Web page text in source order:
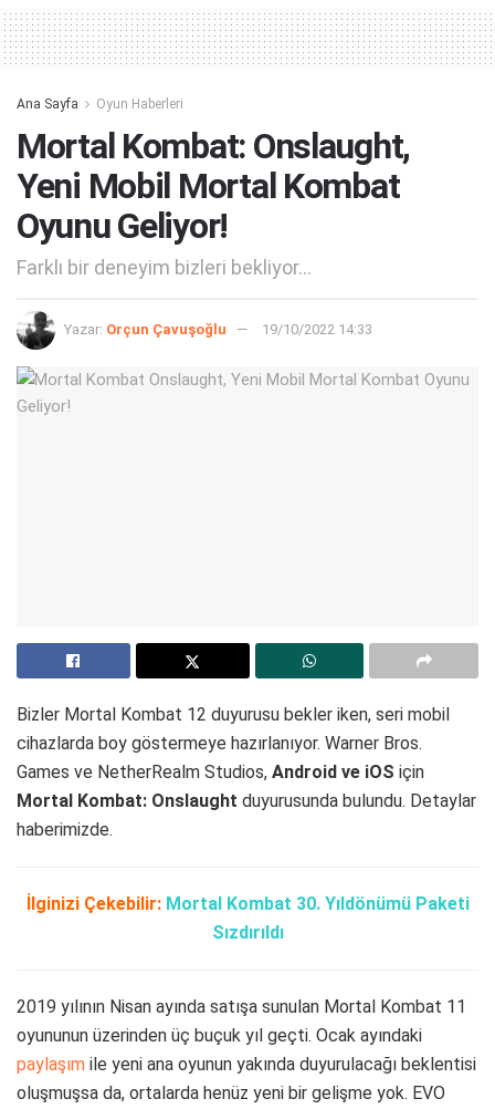
Ana Sayfa Oyun Haberleri
Mortal Kombat: Onslaught,
Yeni Mobil Mortal Kombat
Oyunu Geliyor!
Farklı bir deneyim bizleri bekliyor...
Yazar: Orçun Çavuşoğlu 19/10/2022 14:33
Bizler Mortal Kombat 12 duyurusu bekler iken, seri mobil
cihazlarda boy göstermeye hazırlanıyor. Warner Bros.
Games ve NetherRealm Studios, Android ve iOS için
Mortal Kombat: Onslaught duyurusunda bulundu. Detaylar
haberimizde.
İlginizi Çekebilir: Mortal Kombat 30. Yıldönümü Paketi
Sızdırıldı
2019 yılının Nisan ayında satışa sunulan Mortal Kombat 11
oyununun üzerinden üç buçuk yıl geçti. Ocak ayındaki
paylaşım ile yeni ana oyunun yakında duyurulacağı beklentisi
oluşmuşsa da, ortalarda henüz yeni bir gelişme yok. EVO